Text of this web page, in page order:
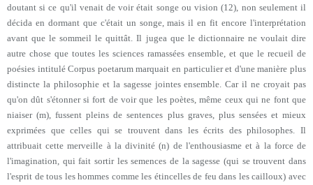
doutant si ce qu'il venait de voir était songe ou vision (12), non seulement il
décida en dormant que c'était un songe, mais il en fit encore l'interprétation
avant que le sommeil le quittât. Il jugea que le dictionnaire ne voulait dire
autre chose que toutes les sciences ramassées ensemble, et que le recueil de
poésies intitulé Corpus poetarum marquait en particulier et d'une manière plus
distincte la philosophie et la sagesse jointes ensemble. Car il ne croyait pas
qu'on dût s'étonner si fort de voir que les poètes, même ceux qui ne font que
niaiser (m), fussent pleins de sentences plus graves, plus sensées et mieux
exprimées que celles qui se trouvent dans les écrits des philosophes. Il
attribuait cette merveille à la divinité (n) de l'enthousiasme et à la force de
l'imagination, qui fait sortir les semences de la sagesse (qui se trouvent dans
l'esprit de tous les hommes comme les étincelles de feu dans les cailloux) avec